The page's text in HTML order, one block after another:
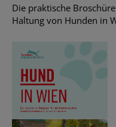
Die praktische
Haltung von Hunden in